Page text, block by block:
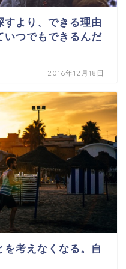
すより、できる理由
いつでもできるんだ
2016年12月18日
考えなくなる。自